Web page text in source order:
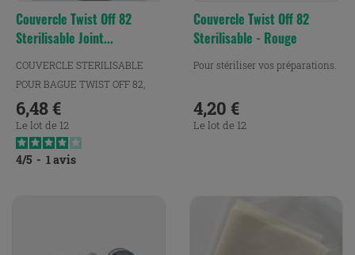
Couvercle Twist Off 82
Sterilisable Joint...
COUVERCLE STERILISABLE
POUR BAGUE TWIST OFF 82,
AVEC JOINT TOTAL. Conçu
pour...
Prix
6,48 €
Le lot de 12
4/5 - 1avis
Couvercle Twist Off 82
Sterilisable - Rouge
Pour stériliser vos préparations.
Prix
4,20 €
Le lot de 12